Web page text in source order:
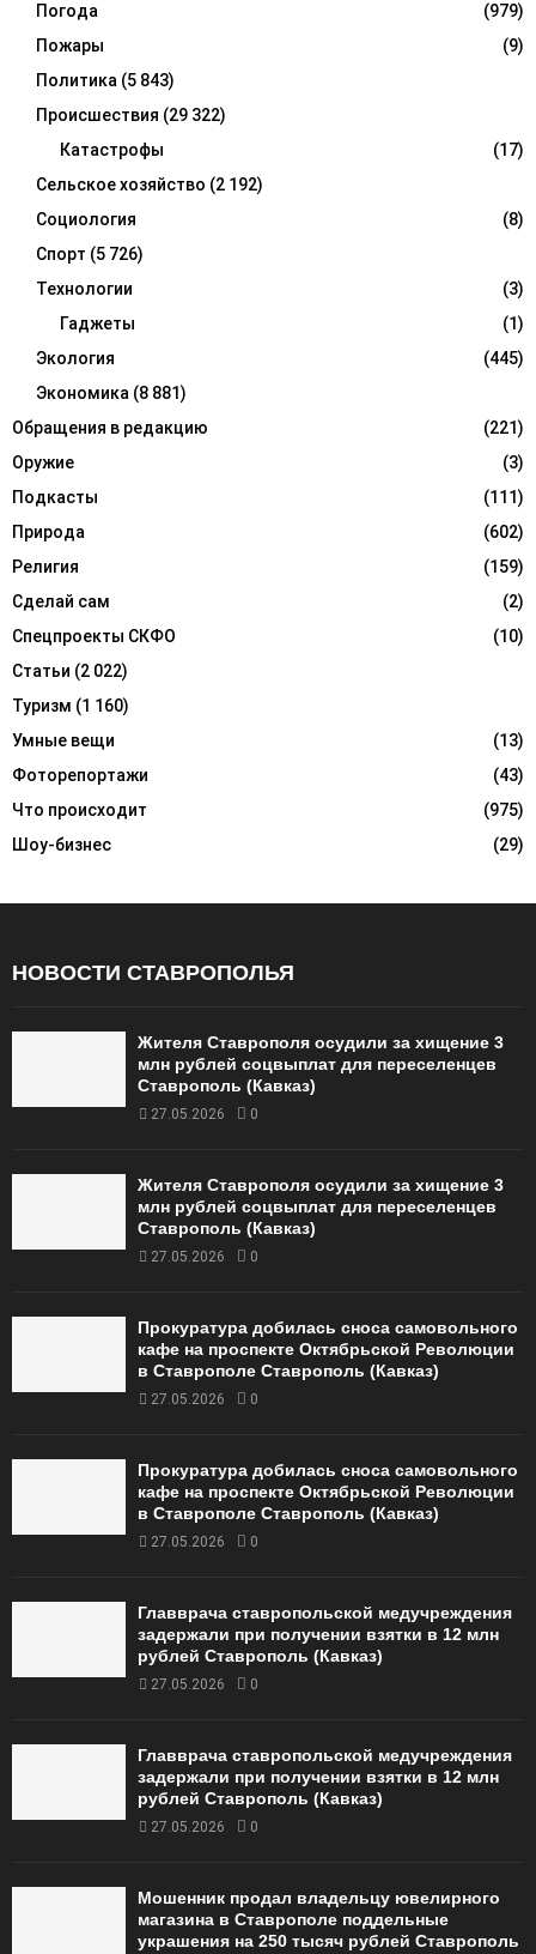
Погода
(979)
Пожары
(9)
Политика (5 843)
Происшествия (29 322)
Катастрофы
(17)
Сельское хозяйство (2 192)
Социология
(8)
Спорт (5 726)
Технологии
(3)
Гаджеты
(1)
Экология
(445)
Экономика (8 881)
Обращения в редакцию
(221)
Оружие
(3)
Подкасты
(111)
Природа
(602)
Религия
(159)
Сделай сам
(2)
Спецпроекты СКФО
(10)
Статьи (2 022)
Туризм (1 160)
Умные вещи
(13)
Фоторепортажи
(43)
Что происходит
(975)
Шоу-бизнес
(29)
НОВОСТИ СТАВРОПОЛЬЯ
Жителя Ставрополя осудили за хищение 3
млн рублей соцвыплат для переселенцев
Ставрополь (Кавказ)
27.05.2026 0
Жителя Ставрополя осудили за хищение 3
млн рублей соцвыплат для переселенцев
Ставрополь (Кавказ)
27.05.2026 0
Прокуратура добилась сноса самовольного
кафе на проспекте Октябрьской Революции
в Ставрополе Ставрополь (Кавказ)
27.05.2026 0
Прокуратура добилась сноса самовольного
кафе на проспекте Октябрьской Революции
в Ставрополе Ставрополь (Кавказ)
27.05.2026 0
Главврача ставропольской медучреждения
задержали при получении взятки в 12 млн
рублей Ставрополь (Кавказ)
27.05.2026 0
Главврача ставропольской медучреждения
задержали при получении взятки в 12 млн
рублей Ставрополь (Кавказ)
27.05.2026 0
Мошенник продал владельцу ювелирного
магазина в Ставрополе поддельные
украшения на 250 тысяч рублей Ставрополь